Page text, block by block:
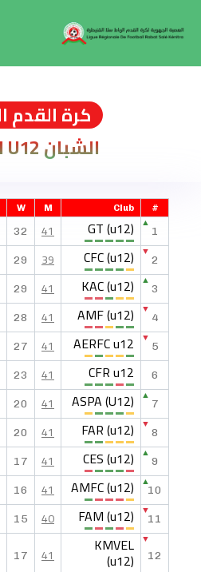
كرة القدم
الشبان U12 الترتيب
#
Club
M
W
1
▲
GT (u12)
41
32
2
▼
CFC (u12)
39
29
3
▲
KAC (u12)
41
29
4
▼
AMF (u12)
41
28
5
▼
AERFC u12
41
27
6
CFR u12
41
23
7
▲
ASPA (U12)
41
20
8
▼
FAR (u12)
41
20
9
▲
CES (u12)
41
17
10
▲
AMFC (u12)
41
16
11
▼
FAM (u12)
40
15
12
▼
KMVEL
(u12)
41
17